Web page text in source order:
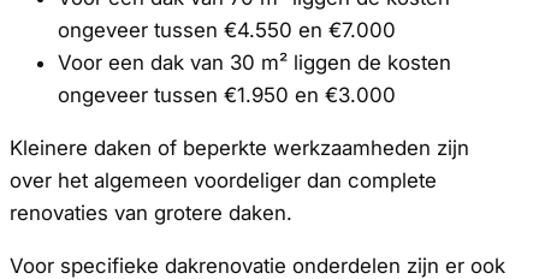
ongeveer tussen €4.550 en €7.000
Voor een dak van 30 m² liggen de kosten
ongeveer tussen €1.950 en €3.000
Kleinere daken of beperkte werkzaamheden zijn
over het algemeen voordeliger dan complete
renovaties van grotere daken.
Voor specifieke dakrenovatie onderdelen zijn er ook